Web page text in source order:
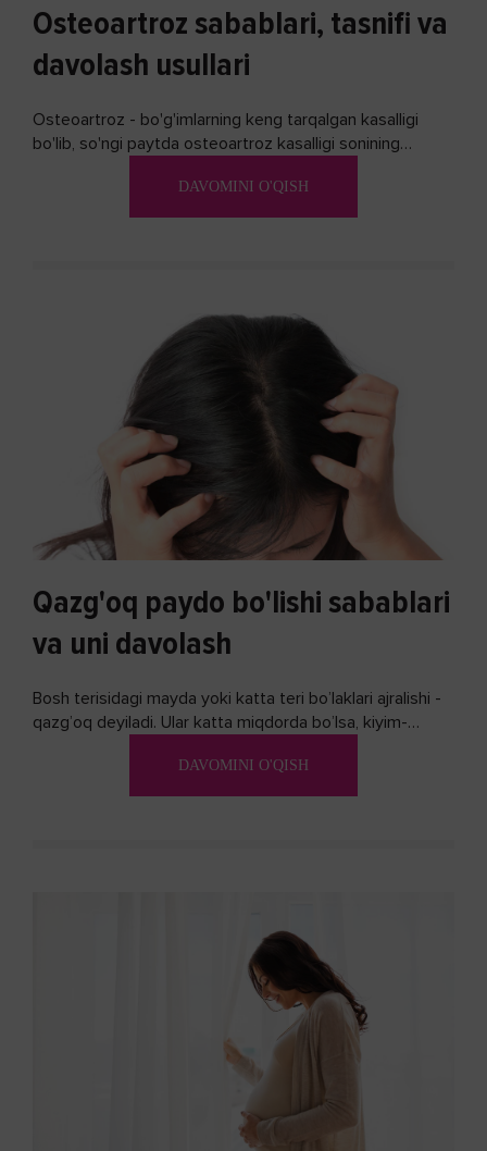
Osteoartroz sabablari, tasnifi va
davolash usullari
Osteoartroz - bo'g'imlarning keng tarqalgan kasalligi
bo'lib, so'ngi paytda osteoartroz kasalligi sonining
DAVOMINI O'QISH
Qazg'oq paydo bo'lishi sabablari
va uni davolash
Bosh terisidagi mayda yoki katta teri bo’laklari ajralishi -
qazg’oq deyiladi. Ular katta miqdorda bo’lsa, kiyim-
DAVOMINI O'QISH